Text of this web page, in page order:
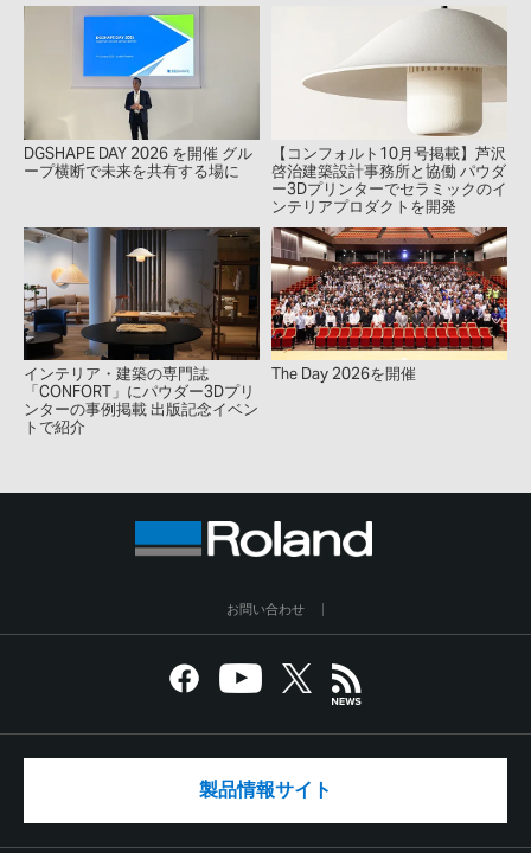
DGSHAPE DAY 2026 を開催 グル
ープ横断で未来を共有する場に
【コンフォルト10月号掲載】芦沢
啓治建築設計事務所と協働 パウダ
ー3Dプリンターでセラミックのイ
ンテリアプロダクトを開発
インテリア・建築の専門誌
「CONFORT」にパウダー3Dプリ
ンターの事例掲載 出版記念イベン
トで紹介
The Day 2026を開催
お問い合わせ
製品情報サイト